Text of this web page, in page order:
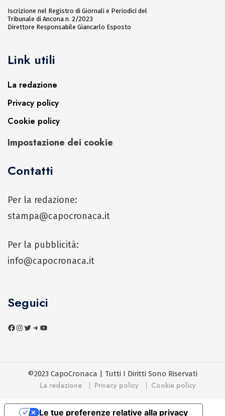
Iscrizione nel Registro di Giornali e Periodici del
Tribunale di Ancona n. 2/2023
Direttore Responsabile Giancarlo Esposto
Link utili
La redazione
Privacy policy
Cookie policy
Impostazione dei cookie
Contatti
Per la redazione:
stampa@capocronaca.it
Per la pubblicità:
info@capocronaca.it
Seguici
©2023 CapoCronaca | Tutti I Diritti Sono Riservati
La redazione Privacy policy Cookie policy
Le tue preferenze relative alla privacy